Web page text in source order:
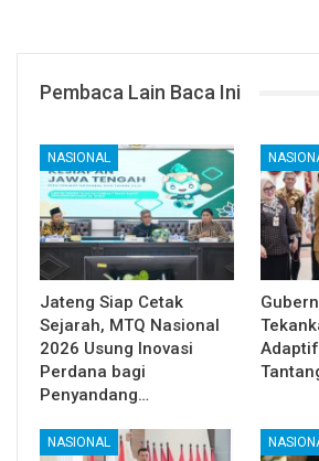
Pembaca Lain Baca Ini
NASIONAL
Jateng Siap Cetak
Sejarah, MTQ Nasional
2026 Usung Inovasi
Perdana bagi
Penyandang…
NASIONAL